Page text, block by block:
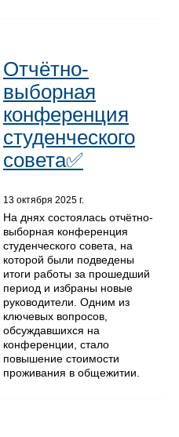
Отчётно-
выборная
конференция
студенческого
совета✅
13 октября 2025 г.
На днях состоялась отчётно-
выборная конференция
студенческого совета, на
которой были подведены
итоги работы за прошедший
период и избраны новые
руководители. Одним из
ключевых вопросов,
обсуждавшихся на
конференции, стало
повышение стоимости
проживания в общежитии.